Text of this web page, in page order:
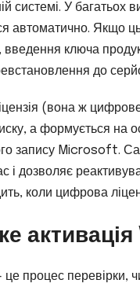
системі. У багатьох
автоматично. Якщо
ключа
до
(вона ж
а формується на
запису Microsoft.
і дозволяє
коли цифрова
це процес перевірки,